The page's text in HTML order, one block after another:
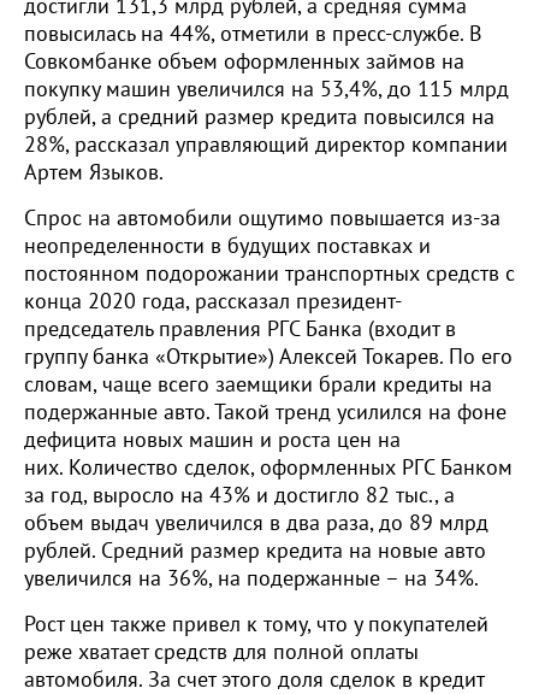
достигли 131,3 млрд рублей, а средняя сумма
повысилась на 44%, отметили в пресс-службе. В
Совкомбанке объем оформленных займов на
покупку машин увеличился на 53,4%, до 115 млрд
рублей, а средний размер кредита повысился на
28%, рассказал управляющий директор компании
Артем Языков.
Спрос на автомобили ощутимо повышается из-за
неопределенности в будущих поставках и
постоянном подорожании транспортных средств с
конца 2020 года, рассказал президент-
председатель правления РГС Банка (входит в
группу банка «Открытие») Алексей Токарев. По его
словам, чаще всего заемщики брали кредиты на
подержанные авто. Такой тренд усилился на фоне
дефицита новых машин и роста цен на
них. Количество сделок, оформленных РГС Банком
за год, выросло на 43% и достигло 82 тыс., а
объем выдач увеличился в два раза, до 89 млрд
рублей. Средний размер кредита на новые авто
увеличился на 36%, на подержанные – на 34%.
Рост цен также привел к тому, что у покупателей
реже хватает средств для полной оплаты
автомобиля. За счет этого доля сделок в кредит